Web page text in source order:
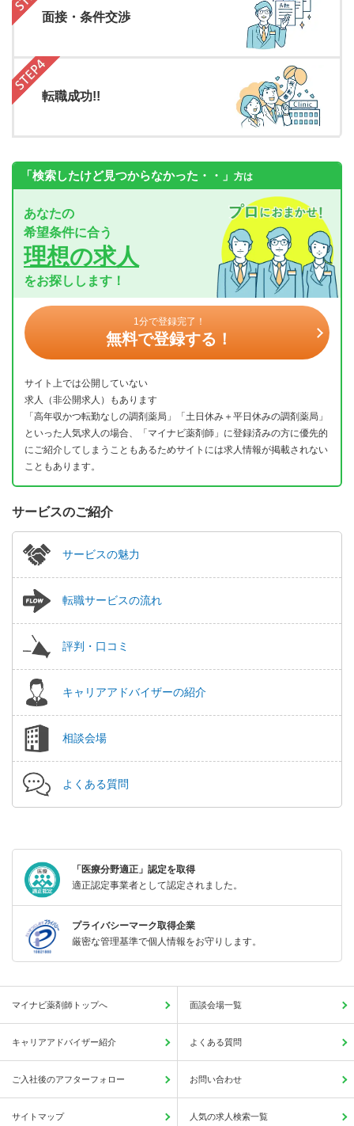
面接・条件交渉
転職成功!!
「検索したけど見つからなかった・・」 方は
あなたの
希望条件に合う
理想の求人
をお探しします！
1分で登録完了！
無料で登録する！
サイト上では公開していない
求人（非公開求人）もあります
「高年収かつ転勤なしの調剤薬局」「土日休み＋平日休みの調剤薬局」
といった人気求人の場合、「マイナビ薬剤師」に登録済みの方に優先的
にご紹介してしまうこともあるためサイトには求人情報が掲載されない
こともあります。
サービスのご紹介
サービスの魅力
転職サービスの流れ
評判・口コミ
キャリアアドバイザーの紹介
相談会場
よくある質問
「医療分野適正」認定を取得
適正認定事業者として認定されました。
プライバシーマーク取得企業
厳密な管理基準で個人情報をお守りします。
マイナビ薬剤師トップへ 面談会場一覧
キャリアアドバイザー紹介 よくある質問
ご入社後のアフターフォロー お問い合わせ
サイトマップ 人気の求人検索一覧